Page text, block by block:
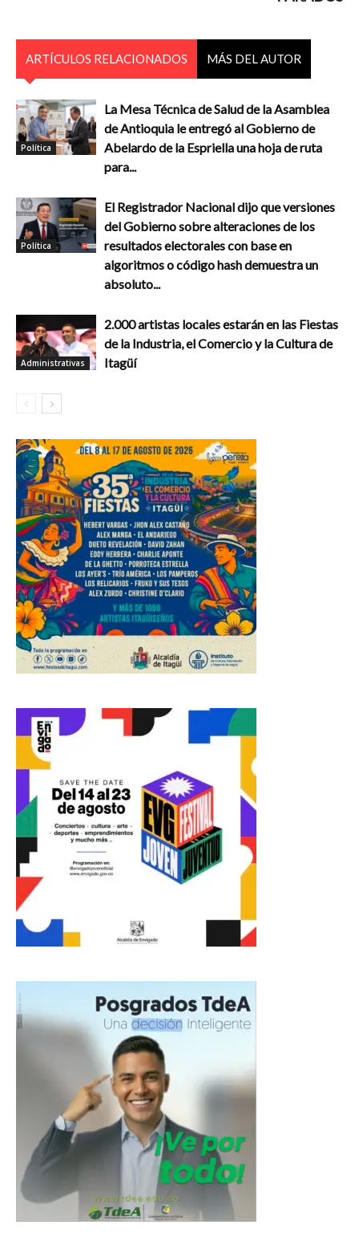
ARTÍCULOS RELACIONADOS MÁS DEL AUTOR
Política
La Mesa Técnica de Salud de la Asamblea
de Antioquia le entregó al Gobierno de
Abelardo de la Espriella una hoja de ruta
para...
Política
El Registrador Nacional dijo que versiones
del Gobierno sobre alteraciones de los
resultados electorales con base en
algoritmos o código hash demuestra un
absoluto...
Administrativas
2.000 artistas locales estarán en las Fiestas
de la Industria, el Comercio y la Cultura de
Itagüí